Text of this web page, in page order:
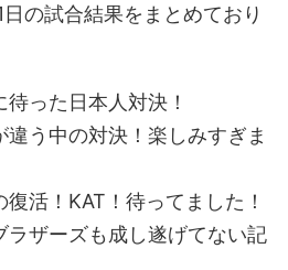
の試合結果をまとめており
った日本人対決！
う中の対決！楽しみすぎま
活！KAT！待ってました！
ラザーズも成し遂げてない記